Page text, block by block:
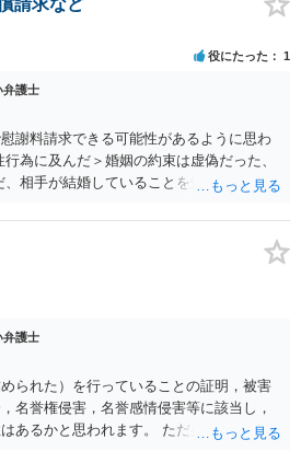
なら離婚してもよい」として提示された
う方法しかないかもしれません）。た
いう考えを見透かされてしまうと、逆に
で、注意する必要があります。 夫が離婚
あれば、むしろ淡々と調停不成立にして
、判決へ持っていく方が近道であること
等を含め、弁護士へ相談・依頼した方が
役にたった 1
弁護士
謝料請求できる可能性があるように思わ
為に及んだ＞婚姻の約束は虚偽だった、
、相手が結婚していることを知って行為に
あまり慰謝料は高額にならないように思
護士に相談してみてください。
弁護士
られた）を行っていることの証明，被害
名誉権侵害，名誉感情侵害等に該当し，
あるかと思われます。 ただ弁護士費用を